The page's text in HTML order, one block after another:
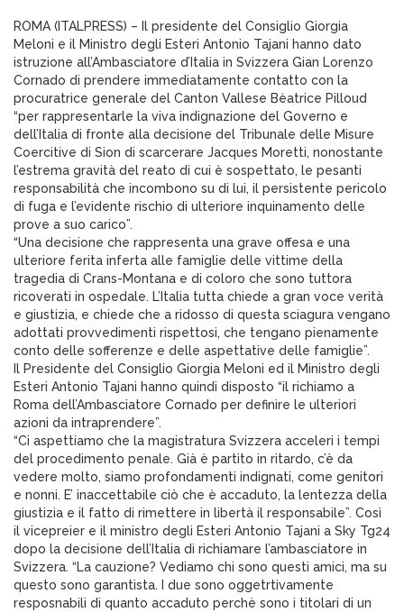
ROMA (ITALPRESS) – Il presidente del Consiglio Giorgia
Meloni e il Ministro degli Esteri Antonio Tajani hanno dato
istruzione all’Ambasciatore d’Italia in Svizzera Gian Lorenzo
Cornado di prendere immediatamente contatto con la
procuratrice generale del Canton Vallese Bèatrice Pilloud
“per rappresentarle la viva indignazione del Governo e
dell’Italia di fronte alla decisione del Tribunale delle Misure
Coercitive di Sion di scarcerare Jacques Moretti, nonostante
l’estrema gravità del reato di cui è sospettato, le pesanti
responsabilità che incombono su di lui, il persistente pericolo
di fuga e l’evidente rischio di ulteriore inquinamento delle
prove a suo carico”.
“Una decisione che rappresenta una grave offesa e una
ulteriore ferita inferta alle famiglie delle vittime della
tragedia di Crans-Montana e di coloro che sono tuttora
ricoverati in ospedale. L’Italia tutta chiede a gran voce verità
e giustizia, e chiede che a ridosso di questa sciagura vengano
adottati provvedimenti rispettosi, che tengano pienamente
conto delle sofferenze e delle aspettative delle famiglie”.
Il Presidente del Consiglio Giorgia Meloni ed il Ministro degli
Esteri Antonio Tajani hanno quindi disposto “il richiamo a
Roma dell’Ambasciatore Cornado per definire le ulteriori
azioni da intraprendere”.
“Ci aspettiamo che la magistratura Svizzera acceleri i tempi
del procedimento penale. Già è partito in ritardo, c’è da
vedere molto, siamo profondamenti indignati, come genitori
e nonni. E’ inaccettabile ciò che è accaduto, la lentezza della
giustizia e il fatto di rimettere in libertà il responsabile”. Così
il vicepreier e il ministro degli Esteri Antonio Tajani a Sky Tg24
dopo la decisione dell’Italia di richiamare l’ambasciatore in
Svizzera. “La cauzione? Vediamo chi sono questi amici, ma su
questo sono garantista. I due sono oggetrtivamente
resposnabili di quanto accaduto perchè sono i titolari di un